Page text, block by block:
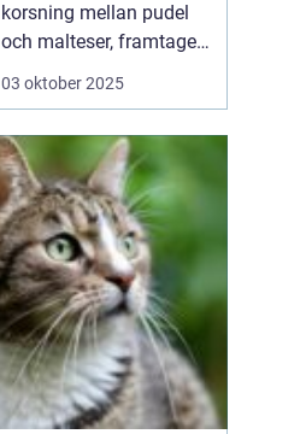
korsning mellan pudel
och malteser, framtagen
som sällskapshund. Den
har mjuk, ofta lockig
päls som fäller minimalt.
Temperamentet är
socialt, lekfullt o...
03 oktober 2025